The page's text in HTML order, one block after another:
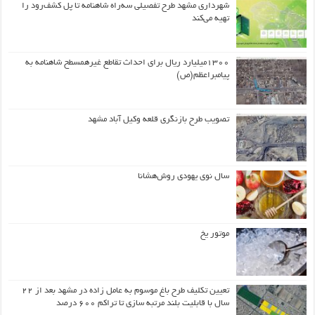
شهرداری مشهد طرح تفصیلی سه‌راه شاهنامه تا پل کشف‌رود را
تهیه می‌کند
۱۳۰۰میلیارد ریال برای احداث تقاطع غیرهمسطح شاهنامه به
پیامبراعظم(ص)
تصویب طرح بازنگری قلعه وکیل آباد مشهد
سال نوی یهودی روش‌هشانا
موتور یخ
تعیین تکلیف طرح باغ موسوم به عامل زاده در مشهد بعد از ۲۲
سال با قابلیت بلند مرتبه سازی تا تراکم ۶۰۰ درصد